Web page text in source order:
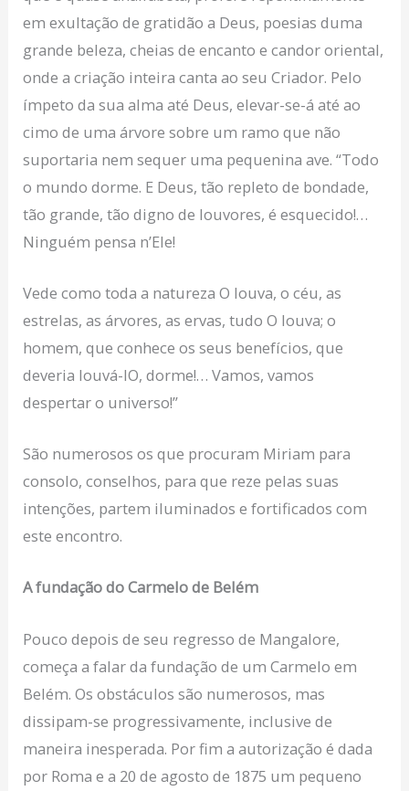
em exultação de gratidão a Deus, poesias duma
grande beleza, cheias de encanto e candor oriental,
onde a criação inteira canta ao seu Criador. Pelo
ímpeto da sua alma até Deus, elevar-se-á até ao
cimo de uma árvore sobre um ramo que não
suportaria nem sequer uma pequenina ave. “Todo
o mundo dorme. E Deus, tão repleto de bondade,
tão grande, tão digno de louvores, é esquecido!…
Ninguém pensa n’Ele!
Vede como toda a natureza O louva, o céu, as
estrelas, as árvores, as ervas, tudo O louva; o
homem, que conhece os seus benefícios, que
deveria louvá-lO, dorme!… Vamos, vamos
despertar o universo!”
São numerosos os que procuram Miriam para
consolo, conselhos, para que reze pelas suas
intenções, partem iluminados e fortificados com
este encontro.
A fundação do Carmelo de Belém
Pouco depois de seu regresso de Mangalore,
começa a falar da fundação de um Carmelo em
Belém. Os obstáculos são numerosos, mas
dissipam-se progressivamente, inclusive de
maneira inesperada. Por fim a autorização é dada
por Roma e a 20 de agosto de 1875 um pequeno